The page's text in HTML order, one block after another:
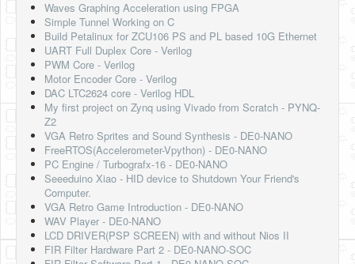
Waves Graphing Acceleration using FPGA
Simple Tunnel Working on C
Build Petalinux for ZCU106 PS and PL based 10G Ethernet
UART Full Duplex Core - Verilog
PWM Core - Verilog
Motor Encoder Core - Verilog
DAC LTC2624 core - Verilog HDL
My first project on Zynq using Vivado from Scratch - PYNQ-
Z2
VGA Retro Sprites and Sound Synthesis - DE0-NANO
FreeRTOS(Accelerometer-Vpython) - DE0-NANO
PC Engine / Turbografx-16 - DE0-NANO
Seeeduino Xiao - HID device to Shutdown Your Friend's
Computer.
VGA Retro Game Introduction - DE0-NANO
WAV Player - DE0-NANO
LCD DRIVER(PSP SCREEN) with and without Nios II
FIR Filter Hardware Part 2 - DE0-NANO-SOC